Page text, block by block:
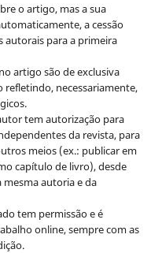
o artigo, mas a sua
a cessão
autorais para a primeira
artigo são de exclusiva
necessariamente,
tem autorização para
da revista, para
meios (ex.: publicar em
capítulo de livro), desde
mesma autoria e da
tem permissão e é
online, sempre com as